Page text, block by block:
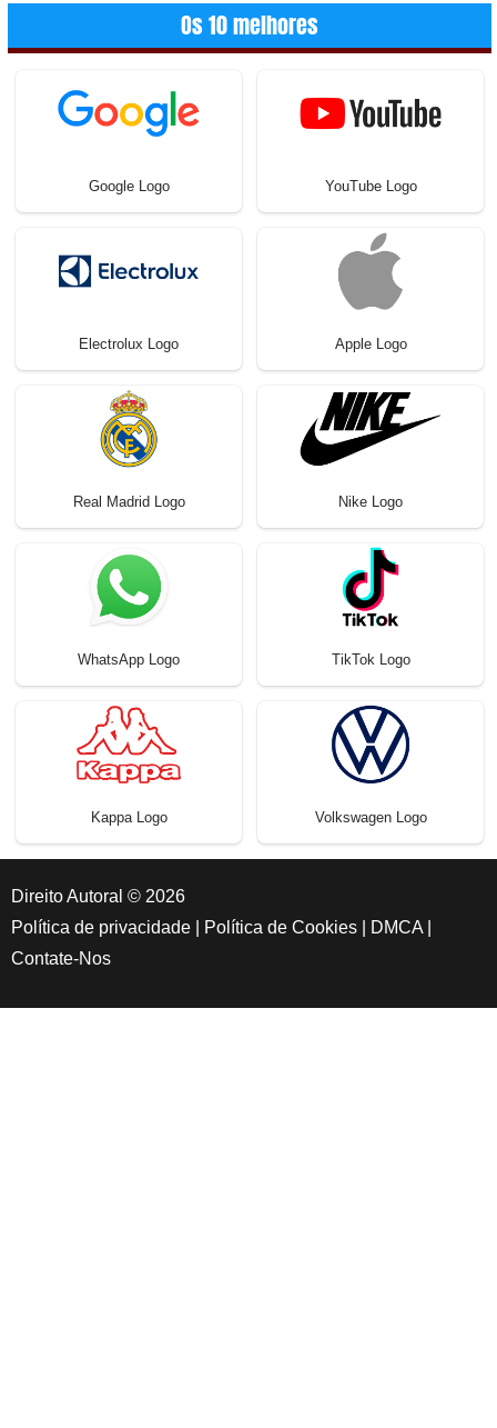
Os 10 melhores
Google Logo YouTube Logo
Electrolux Logo Apple Logo
Real Madrid Logo Nike Logo
WhatsApp Logo TikTok Logo
Kappa Logo Volkswagen Logo
Direito Autoral © 2026
Política de privacidade
Política de Cookies DMCA
Contate-Nos